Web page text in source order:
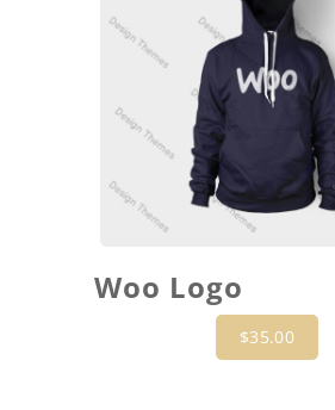
Woo Logo
$35.00